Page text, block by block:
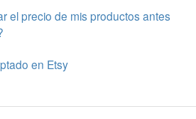
Etsy Integration
Integration - Italian
el precio de mis productos antes
en Etsy